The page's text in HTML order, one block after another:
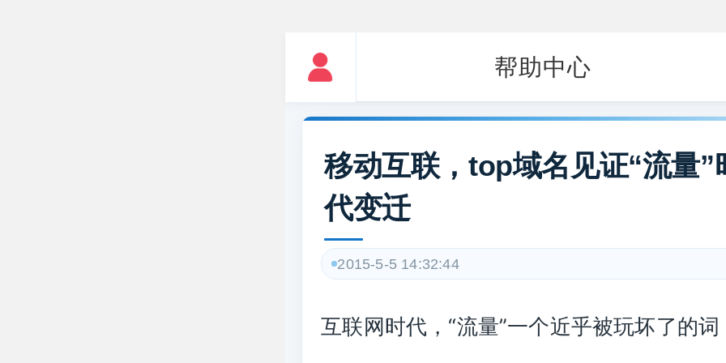
帮助中心
移动互联，top域名见证“流量”
代变迁
2015-5-5 14:32:44
互联网时代，“流量”一个近乎被玩坏了的词